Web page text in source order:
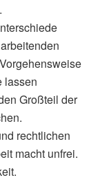
lassen
Großteil der
rechtlichen
macht unfrei.